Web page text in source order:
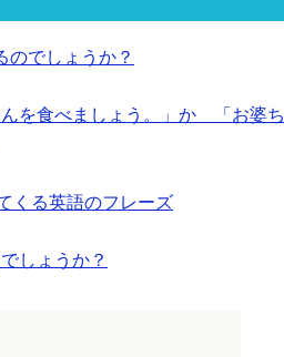
のでしょうか？
を食べましょう。」か 「お婆ち
くる英語のフレーズ
しょうか？